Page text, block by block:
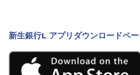
新生銀行L アプリダウンロードペ